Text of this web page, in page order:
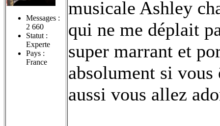
Messages :
2 660
Statut :
Experte
Pays :
France
musicale Ashley
qui ne me déplait
super marrant et
absolument si vous
aussi vous allez